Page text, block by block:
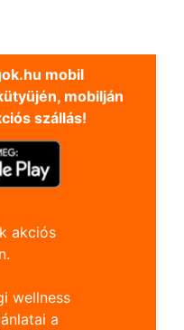
mobil
mobilján
szállás!
akciós
wellness
a